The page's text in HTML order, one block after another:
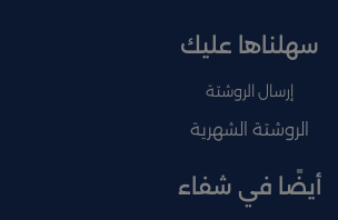
سهلناها عليك
إرسال الروشتة
الروشتة الشهرية
أيضًا في شفاء